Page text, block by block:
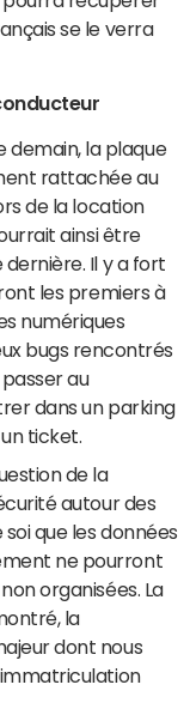
se le verra
demain, la plaque
rattachée au
de la location
ainsi être
Il y a fort
les premiers à
numériques
bugs rencontrés
au
dans un parking
ticket.
de la
autour des
que les données
ne pourront
organisées. La
la
dont nous